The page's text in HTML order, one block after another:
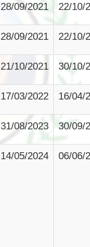
28/09/2021 22/10/
28/09/2021 22/10/
21/10/2021 30/10/
17/03/2022 16/04/
31/08/2023 30/09/
14/05/2024 06/06/